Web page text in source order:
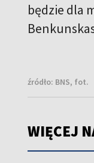
będzie dla
źródło: BNS, fot.
WIĘCEJ